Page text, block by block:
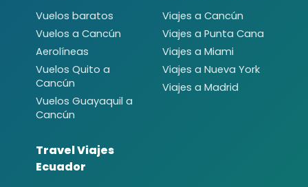
Vuelos baratos
Vuelos a Cancún
Aerolíneas
Vuelos Quito a
Cancún
Vuelos Guayaquil a
Cancún
Viajes a Cancún
Viajes a Punta Cana
Viajes a Miami
Viajes a Nueva York
Viajes a Madrid
Travel Viajes
Ecuador